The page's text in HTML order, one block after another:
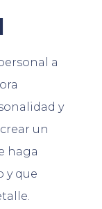
a
y
un
haga
y que